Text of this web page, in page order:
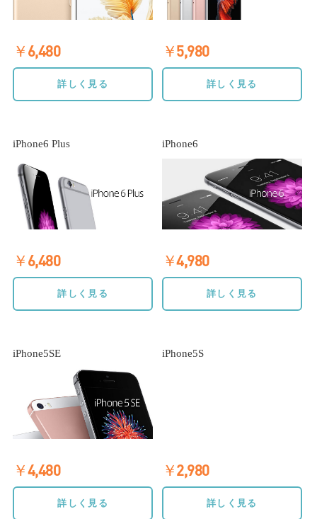
￥6,480
詳しく見る
￥5,980
詳しく見る
iPhone6 Plus
￥6,480
詳しく見る
iPhone6
￥4,980
詳しく見る
iPhone5SE
￥4,480
詳しく見る
iPhone5S
￥2,980
詳しく見る